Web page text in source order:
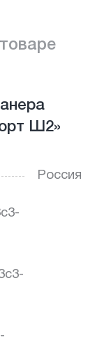
Ш2»
Россия